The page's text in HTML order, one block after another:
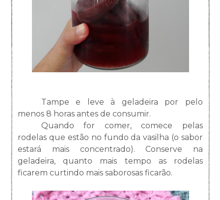
Tampe e leve à geladeira por pelo
menos 8 horas antes de consumir.
Quando for comer, comece pelas
rodelas que estão no fundo da vasilha (o sabor
estará mais concentrado). Conserve na
geladeira, quanto mais tempo as rodelas
ficarem curtindo mais saborosas ficarão.